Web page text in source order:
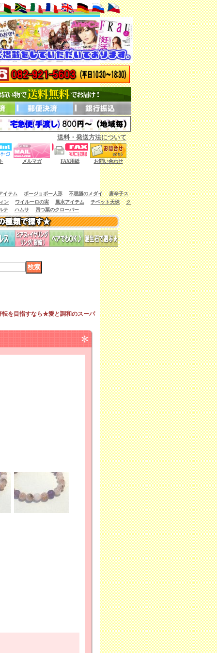
送料・発送方法について
メルマガ FAX用紙 お問い合わせ
イテム ボージョボー人形 不思議のメダイ
唐辛子ス
ン
ワイルーロの実 風水アイテム チベット天珠
ク
テ
ハムサ 四つ葉のクローバー
転を目指すなら★愛と調和のスーパ